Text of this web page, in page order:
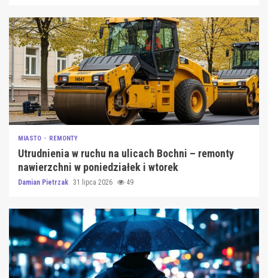
MIASTO REMONTY
Utrudnienia w ruchu na ulicach Bochni – remonty
nawierzchni w poniedziałek i wtorek
Damian Pietrzak 31 lipca 2026 49